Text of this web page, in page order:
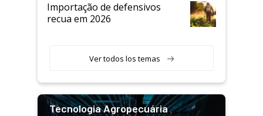
Importação de defensivos
recua em 2026
Ver todos los temas
Tecnologia Agropecuária